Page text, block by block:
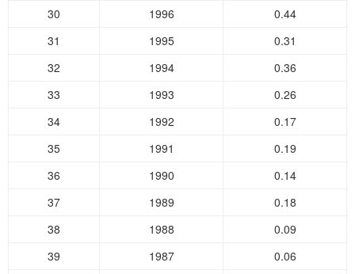
30
1996
0.44
31
1995
0.31
32
1994
0.36
33
1993
0.26
34
1992
0.17
35
1991
0.19
36
1990
0.14
37
1989
0.18
38
1988
0.09
39
1987
0.06